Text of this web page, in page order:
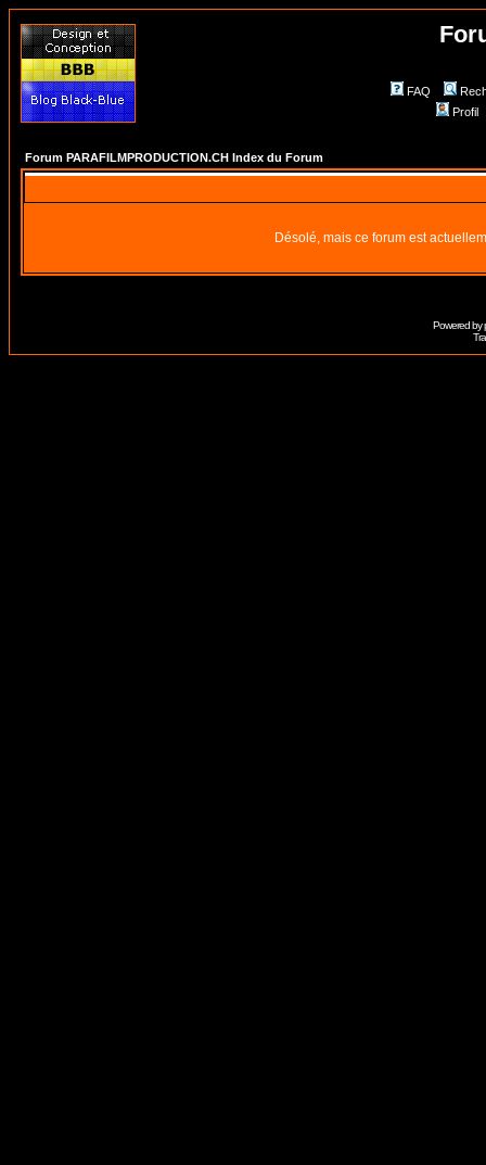
FAQ
Profil
Forum PARAFILMPRODUCTION.CH Index du Forum
Désolé, mais ce forum est
Powered by